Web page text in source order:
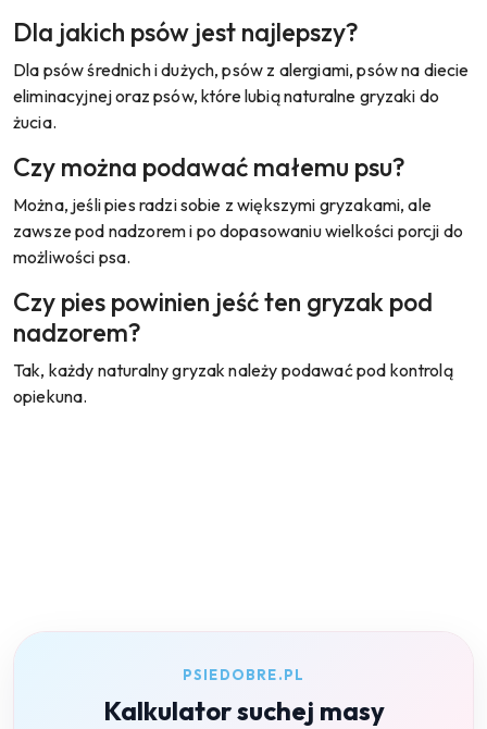
Dla jakich psów jest najlepszy?
Dla psów średnich i dużych, psów z alergiami, psów na diecie
eliminacyjnej oraz psów, które lubią naturalne gryzaki do
żucia.
Czy można podawać małemu psu?
Można, jeśli pies radzi sobie z większymi gryzakami, ale
zawsze pod nadzorem i po dopasowaniu wielkości porcji do
możliwości psa.
Czy pies powinien jeść ten gryzak pod
nadzorem?
Tak, każdy naturalny gryzak należy podawać pod kontrolą
opiekuna.
PSIEDOBRE.PL
Kalkulator suchej masy